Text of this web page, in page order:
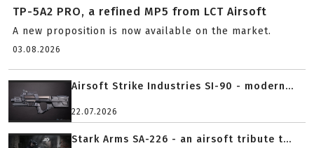
TP-5A2 PRO, a refined MP5 from LCT Airsoft
A new proposition is now available on the market.
03.08.2026
Airsoft Strike Industries SI-90 - modern...
22.07.2026
Stark Arms SA-226 - an airsoft tribute t...